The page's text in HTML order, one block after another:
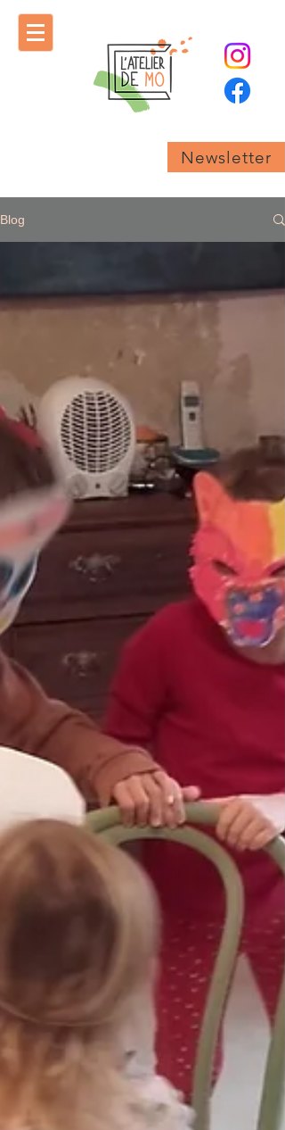
Newsletter
Blog